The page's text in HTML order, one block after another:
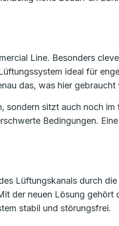
Line. Besonders
ideal für
das, was hier gebraucht
sondern sitzt auch noch im
Bedingungen.
Lüftungskanals durch
der neuen Lösung gehört
stabil und störungsfrei.